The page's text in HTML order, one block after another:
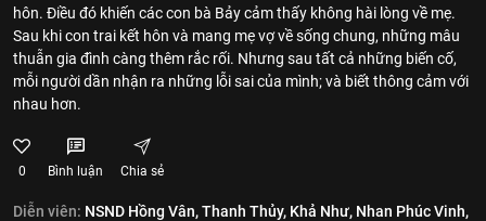
hôn. Điều đó khiến các con bà Bảy cảm thấy không hài lòng về mẹ.
Sau khi con trai kết hôn và mang mẹ vợ về sống chung, những mâu
thuẫn gia đình càng thêm rắc rối. Nhưng sau tất cả những biến cố,
mỗi người dần nhận ra những lỗi sai của mình; và biết thông cảm với
nhau hơn.
0 Bình luận Chia sẻ
Diễn viên: NSND Hồng Vân,Thanh Thủy, Khả Như, Nhan Phúc Vinh,